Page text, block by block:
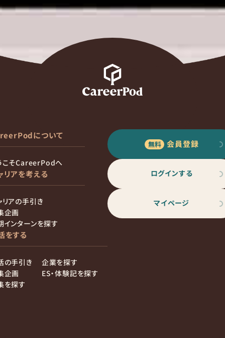
について
こそCareerPodへ
リアを考える
リアの手引き
企画
インターンを探す
をする
の手引き
企画
を探す
企業を探す
ES・体験記を探す
会員登録
ログインする
マイページ